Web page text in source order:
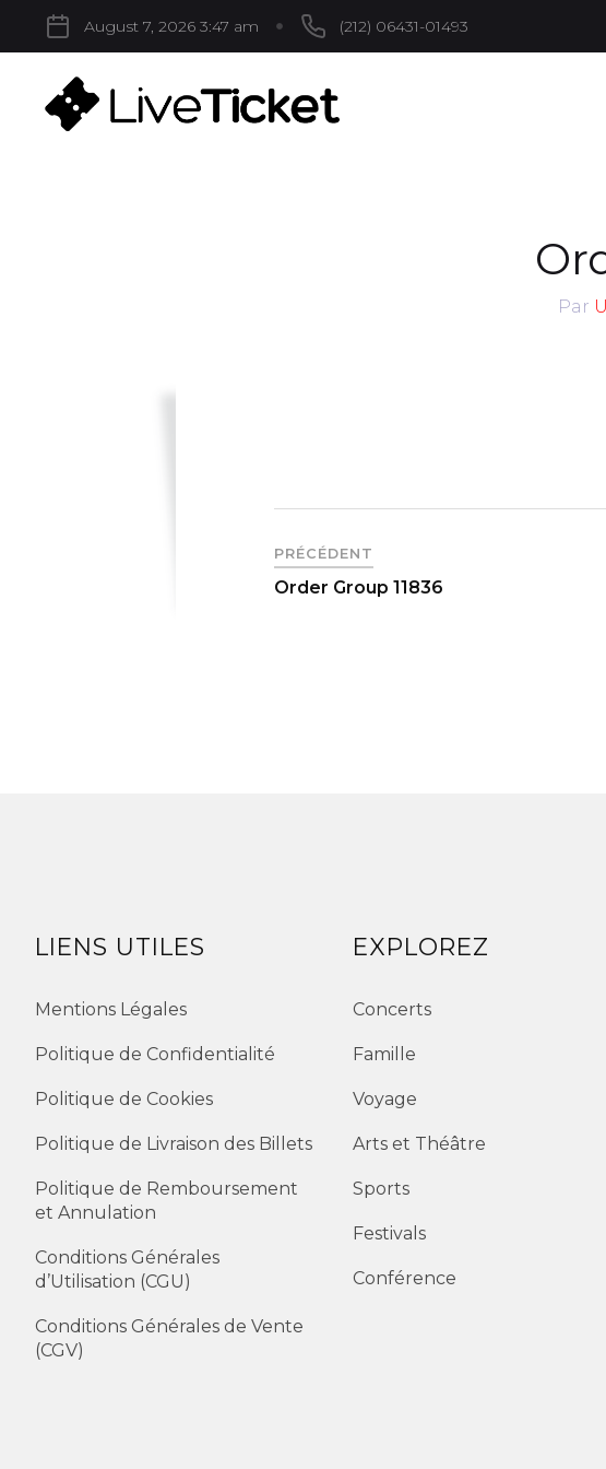
August 7, 2026 3:47 am (212) 06431-01493
Par
PRÉCÉDENT
Order Group 11836
LIENS UTILES
Mentions Légales
Politique de Confidentialité
Politique de Cookies
Politique de Livraison des Billets
Politique de Remboursement
et Annulation
Conditions Générales
d’Utilisation (CGU)
Conditions Générales de Vente
(CGV)
EXPLOREZ
Concerts
Famille
Voyage
Arts et Théâtre
Sports
Festivals
Conférence